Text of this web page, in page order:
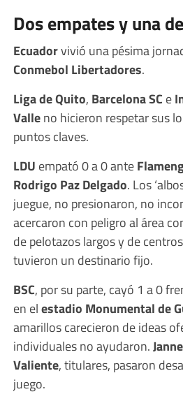
Dos empates y una
Ecuadorvivió una pésima
Conmebol Libertadores.
Liga de Quito, Barcelona SC e
Valleno hicieron respetar sus
puntos claves.
LDU empató 0 a 0 ante
Rodrigo Paz Delgado. Los
juegue, no presionaron, no
acercaron con peligro al área
de pelotazos largos y de
tuvieron un destinario fijo.
BSC, por su parte, cayó 1 a 0
en elestadio Monumental de
amarillos carecieron de ideas
individuales no ayudaron.
Valiente, titulares, pasaron
juego.